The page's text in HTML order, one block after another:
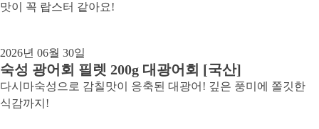
맛이 꼭 랍스터 같아요!
2026년 06월 30일
숙성 광어회 필렛 200g 대광어회 [국산]
다시마숙성으로 감칠맛이 응축된 대광어! 깊은 풍미에 쫄깃한
식감까지!